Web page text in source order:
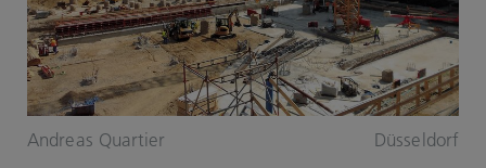
Andreas Quartier Düsseldorf